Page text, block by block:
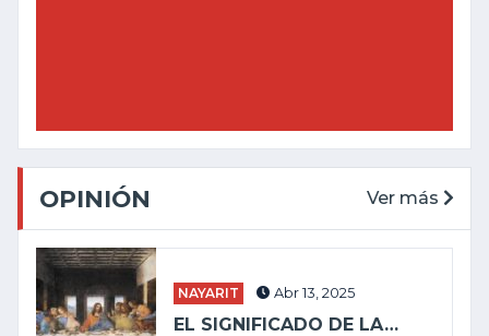
OPINIÓN Ver más
NAYARIT Abr 13, 2025
EL SIGNIFICADO DE LA…